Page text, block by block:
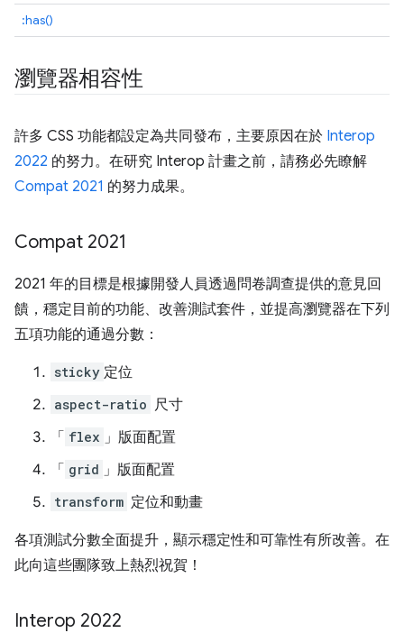
:has()
瀏覽器相容性
許多 CSS 功能都設定為共同發布，主要原因在於 Interop
2022 的努力。在研究 Interop 計畫之前，請務必先瞭解
Compat 2021 的努力成果。
Compat 2021
2021 年的目標是根據開發人員透過問卷調查提供的意見回
饋，穩定目前的功能、改善測試套件，並提高瀏覽器在下列
五項功能的通過分數：
sticky 定位
aspect-ratio 尺寸
「 flex 」版面配置
「 grid 」版面配置
transform 定位和動畫
各項測試分數全面提升，顯示穩定性和可靠性有所改善。在
此向這些團隊致上熱烈祝賀！
Interop 2022